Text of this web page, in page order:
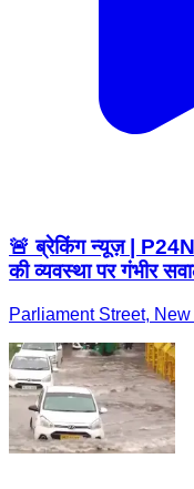
🚨 ब्रेकिंग न्यूज़ |
की व्यवस्था पर गंभीर
Parliament Street,